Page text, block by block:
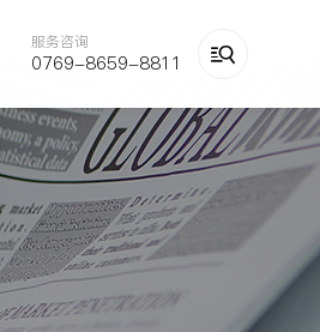
服务咨询
0769-8659-8811 